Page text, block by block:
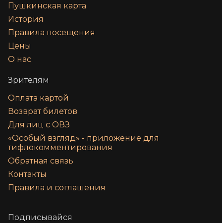
Пушкинская карта
История
Правила посещения
Цены
О нас
Зрителям
Оплата картой
Возврат билетов
Для лиц с ОВЗ
«‎Особый взгляд» - приложение для
тифлокомментирования
Обратная связь
Контакты
Правила и соглашения
Подписывайся